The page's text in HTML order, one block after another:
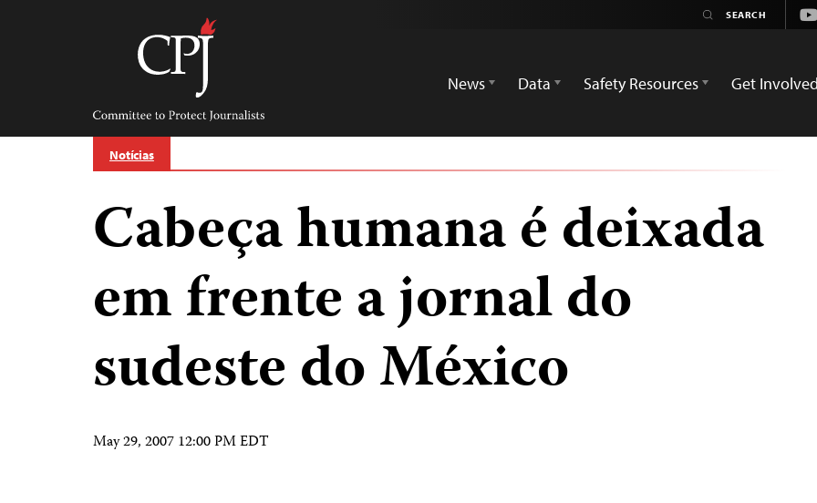
Committee
Protect
Journalists
News
Data Safety Resources Get Involved
Notícias
Cabeça humana é deixada
em frente a jornal do
sudeste do México
May 29, 2007 12:00 PM EDT